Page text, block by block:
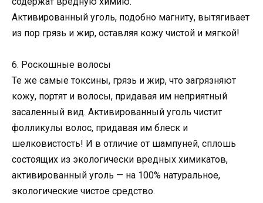
Активированный уголь, подобно магниту, вытягивает
из пор грязь и жир, оставляя кожу чистой и мягкой!
6. Роскошные волосы
Те же самые токсины, грязь и жир, что загрязняют
кожу, портят и волосы, придавая им неприятный
засаленный вид. Активированный уголь чистит
фолликулы волос, придавая им блеск и
шелковистость! И в отличие от шампуней, сплошь
состоящих из экологически вредных химикатов,
активированный уголь — на 100% натуральное,
экологические чистое средство.